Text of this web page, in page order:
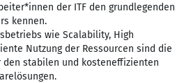
der ITF den grundlegenden
kennen.
wie Scalability, High
Nutzung der Ressourcen sind die
stabilen und kosteneffizienten